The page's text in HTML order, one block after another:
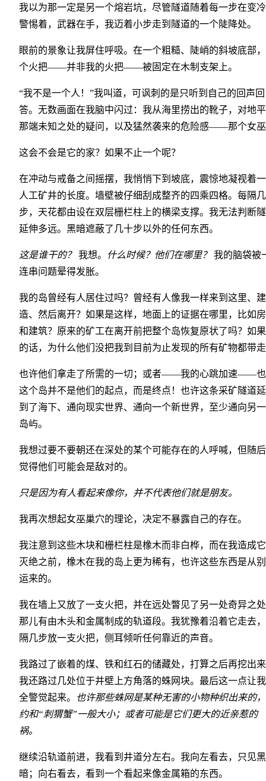
我以为那一定是另一个熔岩坑，尽管隧道随着每一步在变
警惕着，武器在手，我迈着小步走到隧道的一个陡降处。
眼前的景象让我屏住呼吸。在一个粗糙、陡峭的斜坡底部
个火把——并非我的火把——被固定在木制支架上。
“我不是一个人！”我叫道，可讽刺的是只听到自己的回声回
答。无数画面在我脑中闪过：我从海里捞出的靴子，对地
那端未知之处的疑问，以及猛然袭来的危险感——那个女
这会不会是它的家？如果不止一个呢？
在冲动与戒备之间摇摆，我悄悄下到坡底，震惊地凝视着
人工矿井的长度。墙壁被仔细刮成整齐的四乘四格。每隔几
步，天花都由设在双层栅栏柱上的横梁支撑。我无法判断
延伸多远。黑暗遮蔽了几十步以外的任何东西。
这是谁干的？ 我想。 什么时候？他们在哪里？ 我的脑袋被
连串问题晕得发胀。
我的岛曾经有人居住过吗？曾经有人像我一样来到这里、建
造、然后离开？如果是这样，地面上的证据在哪里，比如
和建筑？原来的矿工在离开前把整个岛恢复原状了吗？如
的话，为什么他们没把我到目前为止发现的所有矿物都带
也许他们拿走了所需的一切；或者——我的心跳加速——
这个岛并不是他们的起点，而是终点！也许这条采矿隧道
到了海下、通向现实世界、通向一个新世界，至少通向另
岛屿。
我想过要不要朝还在深处的某个可能存在的人呼喊，但随
觉得他们可能会是敌对的。
只是因为有人看起来像你，并不代表他们就是朋友。
我再次想起女巫巢穴的理论，决定不暴露自己的存在。
我注意到这些木块和栅栏柱是橡木而非白桦，而在我造成
灭绝之前，橡木在我的岛上更为稀有，也许这些东西是从
运来的。
我在墙上又放了一支火把，并在远处瞥见了另一处奇异之
那儿有由木头和金属制成的轨道段。我犹豫着沿着它走去
隔几步放一支火把，侧耳倾听任何靠近的声音。
我路过了嵌着的煤、铁和红石的储藏处，打算之后再挖出
我还路过几处位于井壁上方角落的蛛网块。最后这一点让
全警觉起来。
也许那些蛛网是某种无害的小物种织出来的
约和“刺猬蟹”一般大小；或者可能是它们更大的近亲惹的
祸。
继续沿轨道前进，我看到井道分左右。我向左看去，只见黑
暗；向右看去，看到一个看起来像金属箱的东西。